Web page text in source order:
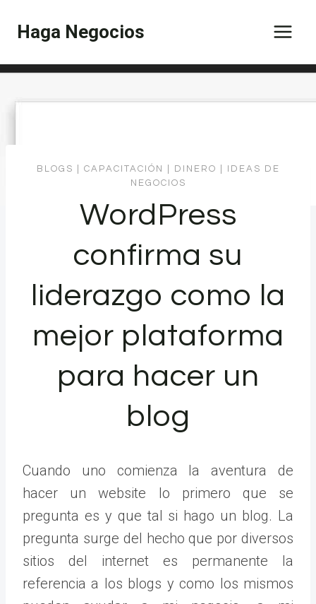
Haga Negocios
BLOGS CAPACITACIÓN DINERO
IDEAS DE
NEGOCIOS
WordPress
confirma su
liderazgo como la
mejor plataforma
para hacer un
blog
Cuando uno comienza la aventura de
hacer un website lo primero que se
pregunta es y que tal si hago un blog. La
pregunta surge del hecho que por diversos
sitios del internet es permanente la
referencia a los blogs y como los mismos